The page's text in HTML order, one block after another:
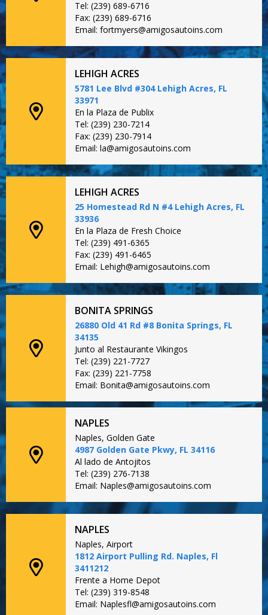
Tel: (239) 689-6716
Fax: (239) 689-6716
Email: fortmyers@amigosautoins.com
LEHIGH ACRES
5781 Lee Blvd #304 Lehigh Acres, FL
33971
En la Plaza de Publix
Tel: (239) 230-7214
Fax: (239) 230-7914
Email: la@amigosautoins.com
LEHIGH ACRES
25 Homestead Rd N #4 Lehigh Acres, FL
33936
En la Plaza de Fresh Choice
Tel: (239) 491-6365
Fax: (239) 491-6465
Email: Lehigh@amigosautoins.com
BONITA SPRINGS
26880 Old 41 Rd #8 Bonita Springs, FL
34135
Junto al Restaurante Vikingos
Tel: (239) 221-7727
Fax: (239) 221-7758
Email: Bonita@amigosautoins.com
NAPLES
Naples, Golden Gate
4987 Golden Gate Pkwy, FL 34116
Al lado de Antojitos
Tel: (239) 276-7138
Email: Naples@amigosautoins.com
NAPLES
Naples, Airport
1812 Airport Pulling Rd. Naples, Fl
3411212
Frente a Home Depot
Tel: (239) 319-8548
Email: Naplesfl@amigosautoins.com